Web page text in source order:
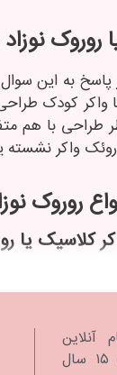
روروک
پاسخ به این
واکر کودک
طراحی با هم
واکر نشسته
روروک
کلاسیک یا
مناسب است.
آنلاین
سیسمونی و اسباب‌بازی در ایران است که نزدیک به ۱۵ سال